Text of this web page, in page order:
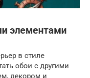
элементами
в стиле
обои с другими
декором и